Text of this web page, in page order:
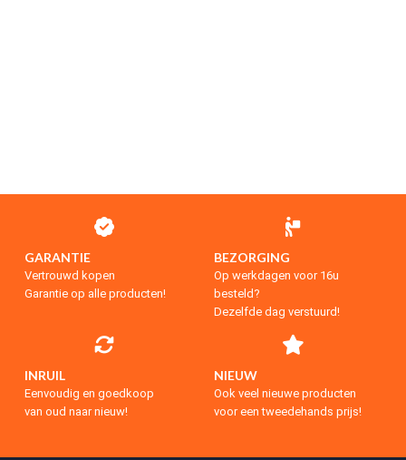
GARANTIE
Vertrouwd kopen
Garantie op alle producten!
BEZORGING
Op werkdagen voor 16u
besteld?
Dezelfde dag verstuurd!
INRUIL
Eenvoudig en goedkoop
van oud naar nieuw!
NIEUW
Ook veel nieuwe producten
voor een tweedehands prijs!